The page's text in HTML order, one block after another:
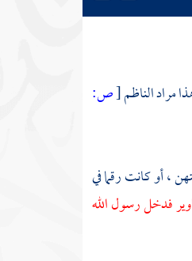
مرادالناظم[ص:
، أو كانت رقما في
فدخل رسول الله